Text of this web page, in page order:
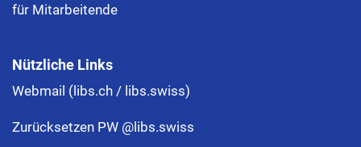
für Mitarbeitende
Nützliche Links
Webmail (libs.ch / libs.swiss)
Zurücksetzen PW @libs.swiss